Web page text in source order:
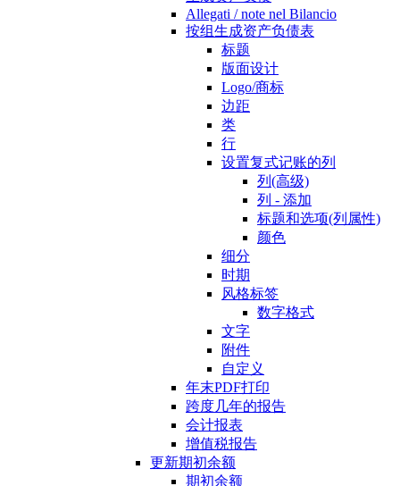
Allegati / note nel Bilancio
按组生成资产负债表
标题
版面设计
Logo/商标
边距
类
行
设置复式记账的列
列(高级)
列 - 添加
标题和选项(列属性)
颜色
细分
时期
风格标签
数字格式
文字
附件
自定义
年末PDF打印
跨度几年的报告
会计报表
增值税报告
更新期初余额
期初余额